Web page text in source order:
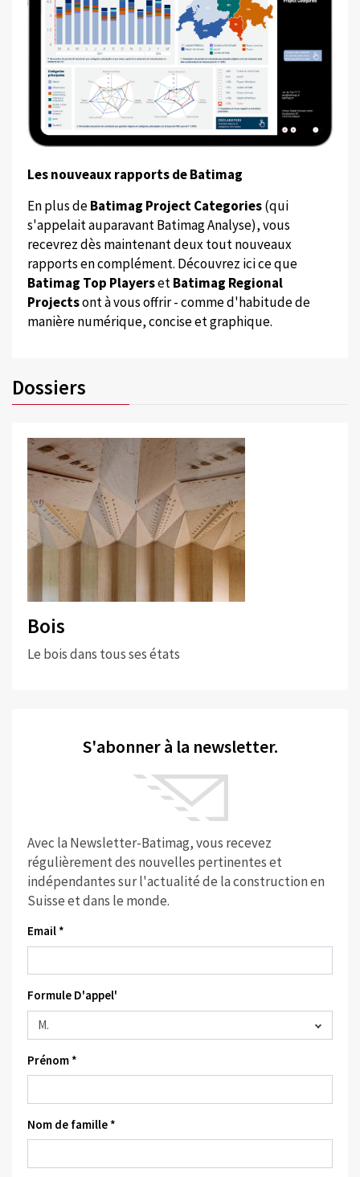
Les nouveaux rapports de Batimag
En plus deBatimag Project Categories(qui
s'appelait auparavant Batimag Analyse), vous
recevrez dès maintenant deux tout nouveaux
rapports en complément. Découvrez ici ce que
Batimag Top PlayersetBatimag Regional
Projectsont à vous offrir - comme d'habitude de
manière numérique, concise et graphique.
Dossiers
Bois
Le bois dans tous ses états
S'abonner à la newsletter.
Avec la Newsletter-Batimag, vous recevez
régulièrement des nouvelles pertinentes et
indépendantes sur l'actualité de la construction en
Suisse et dans le monde.
Email *
Formule D'appel'
Prénom *
Nom de famille *